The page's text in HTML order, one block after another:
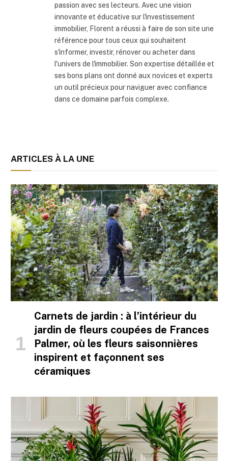
passion avec ses lecteurs. Avec une vision
innovante et éducative sur l'investissement
immobilier, Florent a réussi à faire de son site une
référence pour tous ceux qui souhaitent
s'informer, investir, rénover ou acheter dans
l'univers de l'immobilier. Son expertise détaillée et
ses bons plans ont donné aux novices et experts
un outil précieux pour naviguer avec confiance
dans ce domaine parfois complexe.
ARTICLES À LA UNE
Carnets de jardin : à l’intérieur du
jardin de fleurs coupées de Frances
Palmer, où les fleurs saisonnières
inspirent et façonnent ses
céramiques